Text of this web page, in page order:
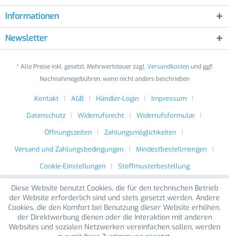
Informationen
Newsletter
* Alle Preise inkl. gesetzl. Mehrwertsteuer zzgl.Versandkostenund ggf.
Nachnahmegebühren, wenn nicht anders beschrieben
Kontakt AGB Händler-Login
Impressum
Datenschutz
Widerrufsrecht
Widerrufsformular
Öffnungszeiten
Zahlungsmöglichkeiten
Versand und Zahlungsbedingungen
Mindestbestellmengen
Cookie-Einstellungen
Stoffmusterbestellung
Diese Website benutzt Cookies, die für den technischen Betrieb
der Website erforderlich sind und stets gesetzt werden. Andere
Cookies, die den Komfort bei Benutzung dieser Website erhöhen,
der Direktwerbung dienen oder die Interaktion mit anderen
Websites und sozialen Netzwerken vereinfachen sollen, werden